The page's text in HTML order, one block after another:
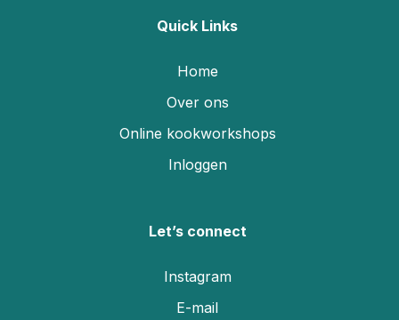
Quick Links
Home
Over ons
Online kookworkshops
Inloggen
Let’s connect
Instagram
E-mail